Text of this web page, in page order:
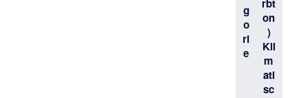
g
o
ri
e
rbt
on
)
Kli
m
ati
sc